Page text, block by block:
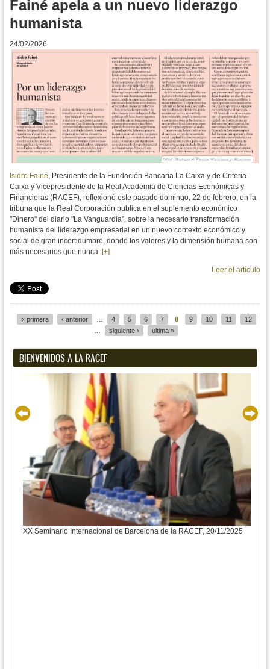
Fainé apela a un nuevo liderazgo
humanista
24/02/2026
Isidro Fainé, Presidente de la Fundación Bancaria La Caixa y de Criteria
Caixa y Vicepresidente de la Real Academia de Ciencias Económicas y
Financieras (RACEF), reflexionó este pasado domingo, 22 de febrero, en la
tribuna que la Real Corporación publica en el suplemento económico
"Dinero" del diario "La Vanguardia", sobre la necesario transformación
humanista del liderazgo empresarial en un nuevo contexto económico y
social de gran incertidumbre, donde los valores y la dimensión humana son
más necesarios que nunca. [+]
Leer el artículo
« primera ‹ anterior 4 5 6 7 8 9 10 11
12
siguiente › última »
BIENVENIDOS A LA RACEF
XX Seminario Internacional de Barcelona de la RACEF, 20/11/2025